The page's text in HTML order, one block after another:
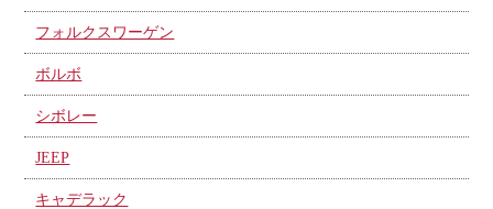
フォルクスワーゲン
ボルボ
シボレー
JEEP
キャデラック